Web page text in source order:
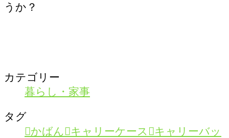
うか？
カテゴリー
暮らし・家事
タグ
かばん
キャリーケース
キャリーバッ